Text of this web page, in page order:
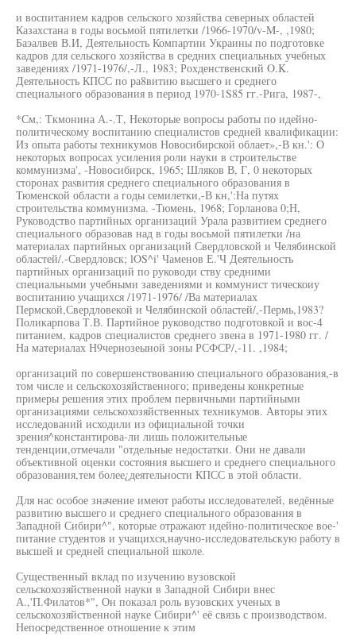
и воспитанием кадров сельского хозяйства северных областей
Казахстана в годы восьмой пятилетки /1966-1970/v-M-, ,1980;
Баэалвев В.И, Деятельность Компартии Украины по подготовке
кадров для сельского хозяйства в средних специальных учебных
заведениях /1971-1976/,-Л., 1983; Рохденственский O.K.
Деятельность КПСС по ра8витию высшего и среднего
специального образования в период 1970-1S85 гг.-Рига, 1987-,
*См,: Ткмонина А.-.Т, Некоторые вопросы работы по идейно-
политическому воспитанию специалистов средней квалификации:
Из опыта работы техникумов Новосибирской облает»,-В кн.': О
некоторых вопросах усиления роли науки в строительстве
коммунизма', -Новосибирск, 1965; Шляков В, Г, 0 некоторых
сторонах pasвития среднего специального образования в
Тюменской области а годы семилетки,-В кн,':На путях
строительства коммунизма. -Тюмень, 1968; Горланова 0;Н,
Руководство партийных организаций Урала развитием среднего
специального образовав над в годы восьмой пятилетки /на
материалах партийных организаций Свердловской и Челябинской
областей/.-Свердловск; lOS^i' Чаменов Е.'Ч Деятельность
партийных организаций по руководи ству средними
специальными учебными заведениями и коммунист тическоиу
воспитанию учащихся /1971-1976/ /Ва материалах
Пермской,Свердловекой и Челябинской областей/,-Пермь,1983?
Поликарпова Т.В. Партийное руководство подготовкой и вос-4
питанием, кадров специалистов среднего звена в 1971-1980 гг. /
На материалах Н9чернозеыной зоны РСФСР/,-11. ,1984;
организаций по совершенствованию специального образования,-в
том числе и сельскохозяйственного; приведены конкретные
примеры решения этих проблем первичными партийными
организациями сельскохозяйственных техникумов. Авторы этих
исследований исходили из официальной точки
зрения^константирова-ли лишь положительные
тенденции,отмечали "отдельные недостатки. Они не давали
объективной оценки состояния высшего и среднего специального
образования,тем более¿деятельности КПСС в этой области.
Для нас особое значение имеют работы исследователей, ведённые
развитию высшего и среднего специального образования в
Западной Сибири^", которые отражают идейно-политическое вое-'
питание студентов и учащихся,научно-исследовательскую работу в
высшей и средней специальной школе.
Существенный вклад по изучению вузовской
сельскохозяйственной науки в Западной Сибири внес
А.,'П.Филатов*", Он показал роль вузовских ученых в
сельскохозяйственной науке Сибири^' её связь с производством.
Непосредственное отношение к этим